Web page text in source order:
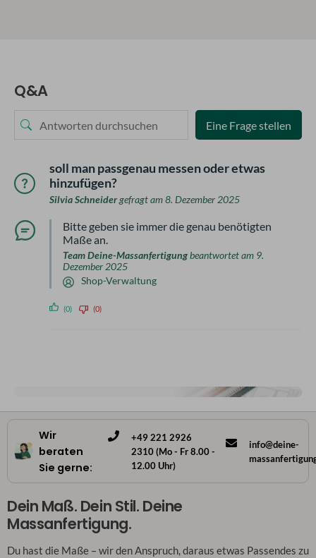
Q&A
Eine Frage stellen
soll man passgenau messen oder etwas
hinzufügen?
Silvia Schneidergefragt am 8. Dezember 2025
Bitte geben sie immer die genau benötigten
Maße an.
Team Deine-Massanfertigungbeantwortet am 9.
Dezember 2025
Shop-Verwaltung
(0) (0)
Wir
beraten
Sie gerne:
+49 221 2926
2310 (Mo - Fr 8.00 -
12.00 Uhr)
info@deine-
Dein Maß. Dein Stil. Deine
Massanfertigung.
Du hast die Maße – wir den Anspruch, daraus etwas Passendes zu